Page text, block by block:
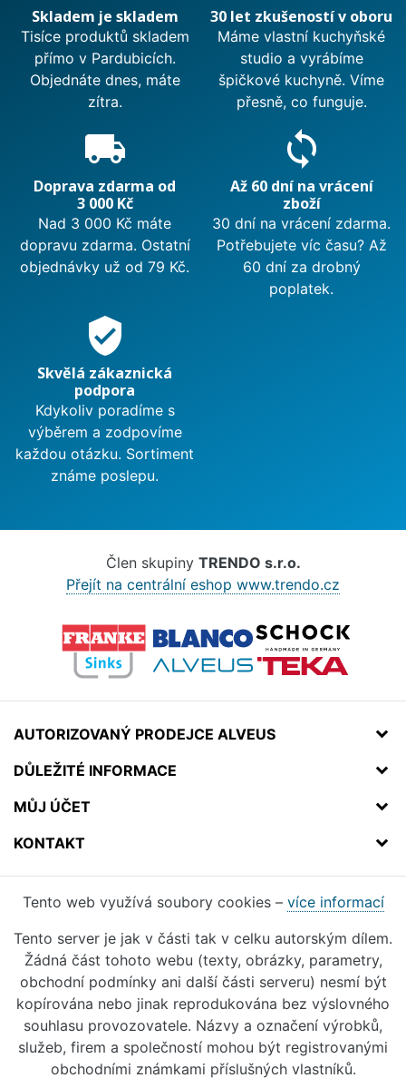
Skladem je skladem
Tisíce produktů skladem
přímo v Pardubicích.
Objednáte dnes, máte
zítra.
30 let zkušeností v oboru
Máme vlastní kuchyňské
studio a vyrábíme
špičkové kuchyně. Víme
přesně, co funguje.
local_shipping
Doprava zdarma od
3 000 Kč
Nad 3 000 Kč máte
dopravu zdarma. Ostatní
objednávky už od 79 Kč.
sync
Až 60 dní na vrácení
zboží
30 dní na vrácení zdarma.
Potřebujete víc času? Až
60 dní za drobný
poplatek.
verified_user
Skvělá zákaznická
podpora
Kdykoliv poradíme s
výběrem a zodpovíme
každou otázku. Sortiment
známe poslepu.
Člen skupiny TRENDO s.r.o.
Přejít na centrální eshop www.trendo.cz
AUTORIZOVANÝ PRODEJCE ALVEUS
DŮLEŽITÉ INFORMACE
MŮJ ÚČET
KONTAKT
Tento web využívá soubory cookies – více informací
Tento server je jak v části tak v celku autorským dílem.
Žádná část tohoto webu (texty, obrázky, parametry,
obchodní podmínky ani další části serveru) nesmí být
kopírována nebo jinak reprodukována bez výslovného
souhlasu provozovatele. Názvy a označení výrobků,
služeb, firem a společností mohou být registrovanými
obchodními známkami příslušných vlastníků.